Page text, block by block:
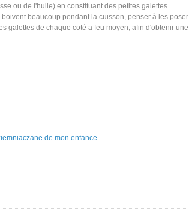
ou de l'huile) en constituant des petites galettes
beaucoup pendant la cuisson, penser à les poser
galettes de chaque coté a feu moyen, afin d'obtenir une